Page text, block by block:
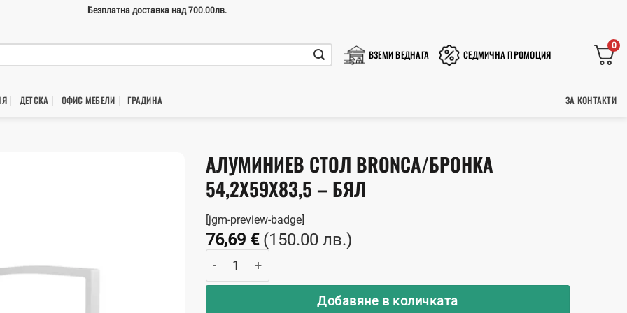
Безплатна доставка над 700.00лв.
ВЗЕМИ ВЕДНАГА СЕДМИЧНА ПРОМОЦИЯ
0
ДЕТСКА ОФИС МЕБЕЛИ ГРАДИНA ЗА КОНТАКТИ
АЛУМИНИЕВ СТОЛ BRONCA/БРОНКА
54,2X59X83,5 – БЯЛ
[jgm-preview-badge]
76,69 € (150.00 лв.)
Добавяне в количката